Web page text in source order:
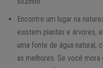
Encontre um lugar na
existem plantas e árvores,
uma fonte de água natural,
as melhores. Se você mora